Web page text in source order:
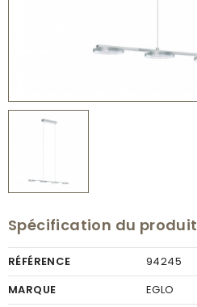
Spécification du produit
RÉFÉRENCE
94245
MARQUE
EGLO